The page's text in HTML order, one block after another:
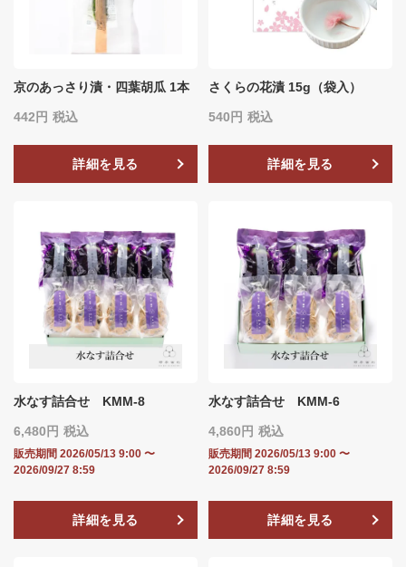
京のあっさり漬・四葉胡瓜 1本
442 税込
詳細を見る
さくらの花漬 15g（袋入）
540 税込
詳細を見る
水なす詰合せ KMM-8
6,480 税込
販売期間 2026/05/13 9:00 〜
2026/09/27 8:59
詳細を見る
水なす詰合せ KMM-6
4,860 税込
販売期間 2026/05/13 9:00 〜
2026/09/27 8:59
詳細を見る